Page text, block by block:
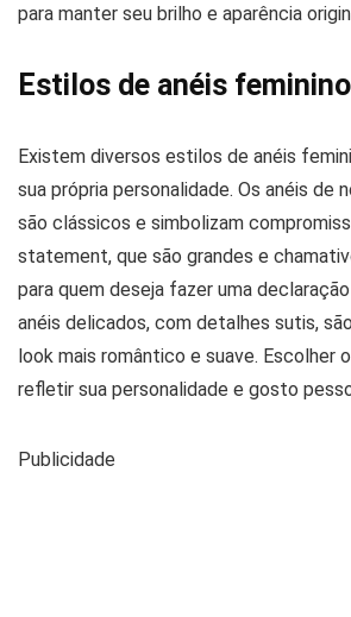
para manter seu brilho e aparência
Estilos de anéis
Existem diversos estilos de anéis
sua própria personalidade. Os anéis de
são clássicos e simbolizam
statement, que são grandes e
para quem deseja fazer uma
anéis delicados, com detalhes sutis,
look mais romântico e suave. Escolher
refletir sua personalidade e gosto
Publicidade